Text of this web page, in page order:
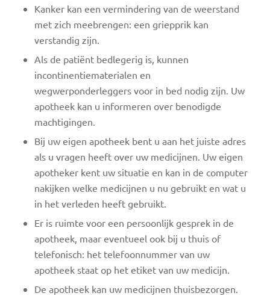
Kanker kan een vermindering van de weerstand
met zich meebrengen: een griepprik kan
verstandig zijn.
Als de patiënt bedlegerig is, kunnen
incontinentiematerialen en
wegwerponderleggers voor in bed nodig zijn. Uw
apotheek kan u informeren over benodigde
machtigingen.
Bij uw eigen apotheek bent u aan het juiste adres
als u vragen heeft over uw medicijnen. Uw eigen
apotheker kent uw situatie en kan in de computer
nakijken welke medicijnen u nu gebruikt en wat u
in het verleden heeft gebruikt.
Er is ruimte voor een persoonlijk gesprek in de
apotheek, maar eventueel ook bij u thuis of
telefonisch: het telefoonnummer van uw
apotheek staat op het etiket van uw medicijn.
De apotheek kan uw medicijnen thuisbezorgen.